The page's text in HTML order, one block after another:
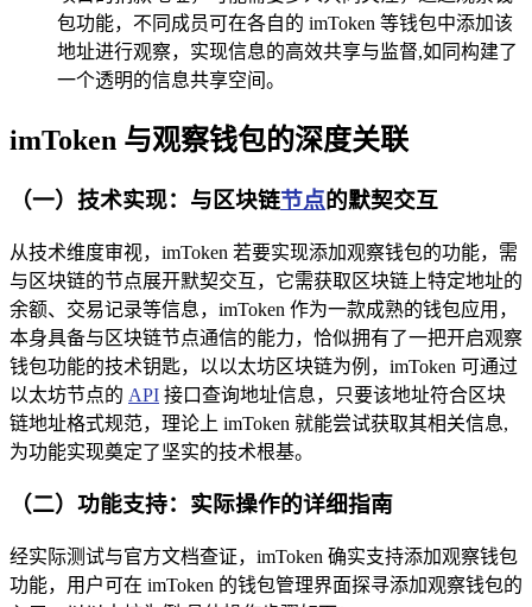
包功能，不同成员可在各自的 imToken 等钱包中添加该
地址进行观察，实现信息的高效共享与监督,如同构建了
一个透明的信息共享空间。
imToken 与观察钱包的深度关联
（一）技术实现：与区块链节点的默契交互
从技术维度审视，imToken 若要实现添加观察钱包的功能，需
与区块链的节点展开默契交互，它需获取区块链上特定地址的
余额、交易记录等信息，imToken 作为一款成熟的钱包应用，
本身具备与区块链节点通信的能力，恰似拥有了一把开启观察
钱包功能的技术钥匙，以以太坊区块链为例，imToken 可通过
以太坊节点的 API 接口查询地址信息，只要该地址符合区块
链地址格式规范，理论上 imToken 就能尝试获取其相关信息,
为功能实现奠定了坚实的技术根基。
（二）功能支持：实际操作的详细指南
经实际测试与官方文档查证，imToken 确实支持添加观察钱包
功能，用户可在 imToken 的钱包管理界面探寻添加观察钱包的